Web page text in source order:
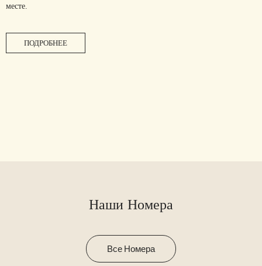
месте.
ПОДРОБНЕЕ
Наши Номера
Все Номера